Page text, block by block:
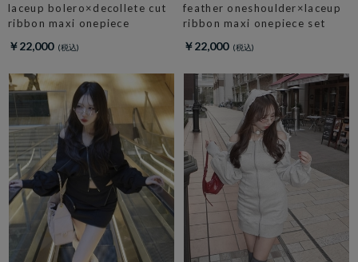
laceup bolero×decollete cut
ribbon maxi onepiece
￥22,000
feather oneshoulder×laceup
ribbon maxi onepiece set
￥22,000